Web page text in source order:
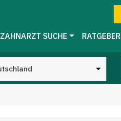
ZAHNARZT SUCHE